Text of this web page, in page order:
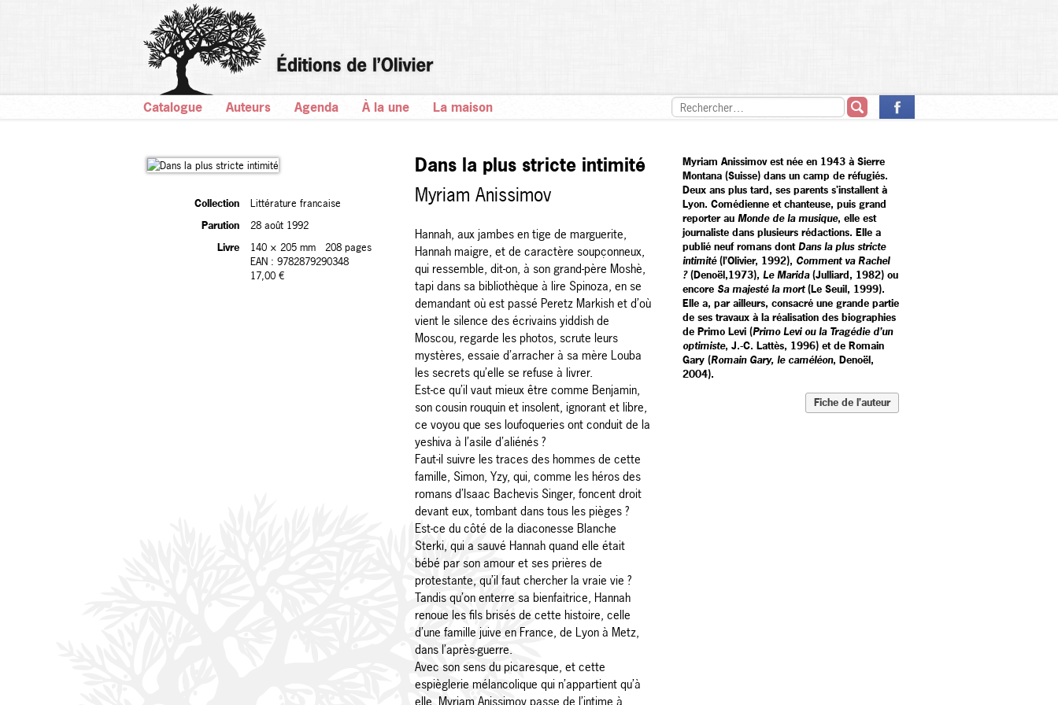
Catalogue Auteurs Agenda À la une La maison
Collection
Littérature francaise
Parution
28 août 1992
Livre
140 × 205 mm
208 pages
EAN : 9782879290348
17,00 €
Dans la plus stricte intimité
Myriam Anissimov
Hannah, aux jambes en tige de marguerite,
Hannah maigre, et de caractère soupçonneux,
qui ressemble, dit-on, à son grand-père Moshè,
tapi dans sa bibliothèque à lire Spinoza, en se
demandant où est passé Peretz Markish et d’où
vient le silence des écrivains yiddish de
Moscou, regarde les photos, scrute leurs
mystères, essaie d’arracher à sa mère Louba
les secrets qu’elle se refuse à livrer.
Est-ce qu’il vaut mieux être comme Benjamin,
son cousin rouquin et insolent, ignorant et libre,
ce voyou que ses loufoqueries ont conduit de la
yeshiva à l’asile d’aliénés ?
Faut-il suivre les traces des hommes de cette
famille, Simon, Yzy, qui, comme les héros des
romans d’Isaac Bachevis Singer, foncent droit
devant eux, tombant dans tous les pièges ?
Est-ce du côté de la diaconesse Blanche
Sterki, qui a sauvé Hannah quand elle était
bébé par son amour et ses prières de
protestante, qu’il faut chercher la vraie vie ?
Tandis qu’on enterre sa bienfaitrice, Hannah
renoue les fils brisés de cette histoire, celle
d’une famille juive en France, de Lyon à Metz,
dans l’après-guerre.
Avec son sens du picaresque, et cette
espièglerie mélancolique qui n’appartient qu’à
elle, Myriam Anissimov passe de l’intime à
Myriam Anissimov est née en 1943 à Sierre
Montana (Suisse) dans un camp de réfugiés.
Deux ans plus tard, ses parents s'installent à
Lyon. Comédienne et chanteuse, puis grand
reporter au Monde de la musique, elle est
journaliste dans plusieurs rédactions. Elle a
publié neuf romans dontDans la plus stricte
intimité(l’Olivier, 1992), Comment va Rachel
?(Denoël,1973), Le Marida(Julliard, 1982) ou
encore Sa majesté la mort(Le Seuil, 1999).
Elle a, par ailleurs, consacré une grande partie
de ses travaux à la réalisation des biographies
de Primo Levi (Primo Levi ou la Tragédie d’un
optimiste, J.-C. Lattès, 1996) et de Romain
Gary (Romain Gary, le caméléon, Denoël,
2004).
Fiche de l’auteur